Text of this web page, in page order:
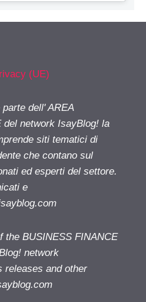
(UE)
dell' AREA
del network IsayBlog! la
siti tematici di
che contano sul
ed esperti del settore.
e
the BUSINESS FINANCE
network
releases and other